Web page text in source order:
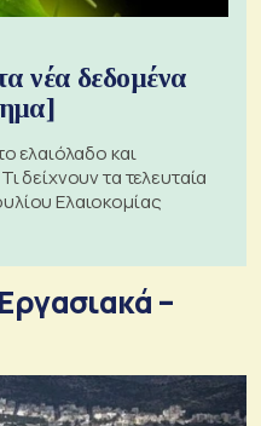
νέα δεδομένα
ελαιόλαδο και
δείχνουν τα τελευταία
Ελαιοκομίας
–